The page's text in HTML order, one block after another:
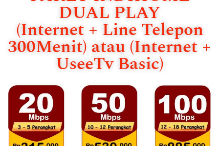
DUAL PLAY
(Internet + Line Telepon
300Menit) atau (Internet +
UseeTv Basic)